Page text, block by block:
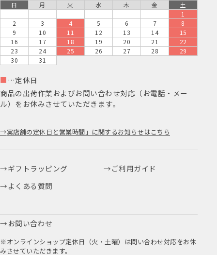
日 月 火 水 木 金
土
1
2
3 4 5 6 7
8
9
10 11 12 13 14
15
16
17 18 19 20 21
22
23
24 25 26 27 28
29
30
31
■ …定休日
商品の出荷作業およびお問い合わせ対応（お電話・メー
ル）をお休みさせていただきます。
実店舗の定休日と営業時間」に関するお知らせはこちら
ギフトラッピング
ご利用ガイド
よくある質問
お問い合わせ
※オンラインショップ定休日（火・土曜）は問い合わせ対応をお休
みさせていただきます。